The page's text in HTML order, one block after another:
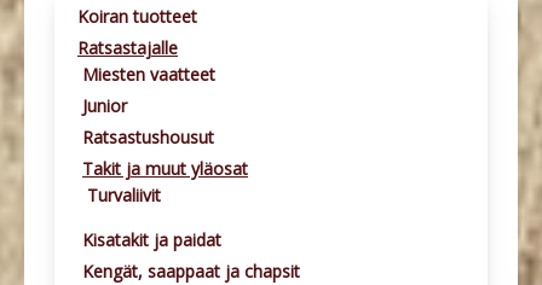
Koiran tuotteet
Ratsastajalle
Miesten vaatteet
Junior
Ratsastushousut
Takit ja muut yläosat
Turvaliivit
Kisatakit ja paidat
Kengät, saappaat ja chapsit